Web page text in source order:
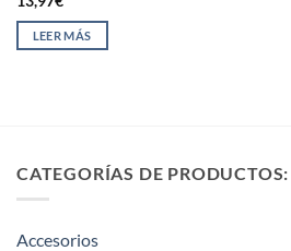
con
de
LEER MÁS
CATEGORÍAS DE PRODUCTOS:
Accesorios